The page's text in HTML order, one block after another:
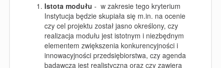
Istota modułu - w zakresie tego kryterium
Instytucja będzie skupiała się m.in. na ocenie
czy cel projektu został jasno określony, czy
realizacja modułu jest istotnym i niezbędnym
elementem zwiększenia konkurencyjności i
innowacyjności przedsiębiorstwa, czy agenda
badawcza jest realistyczna oraz czy zawiera